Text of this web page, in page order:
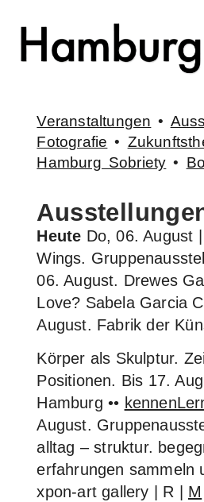
Veranstaltungen •
Fotografie •
Hamburg Sobriety •
Heute Do, 06. August
Wings.
06. August. Drewes
Love? Sabela Garcia
August. Fabrik der
Körper als Skulptur.
Positionen. Bis 17.
Hamburg ••
August.
alltag – struktur.
erfahrungen sammeln
xpon-art gallery | R | M